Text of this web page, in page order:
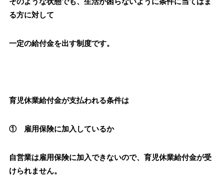
る方に対して
一定の給付金を出す制度です。
育児休業給付金が支払われる条件は
① 雇用保険に加入しているか
自営業は雇用保険に加入できないので、育児休業給付金が受
けられません。